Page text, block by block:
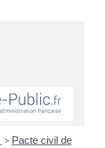
> Pacte civil de